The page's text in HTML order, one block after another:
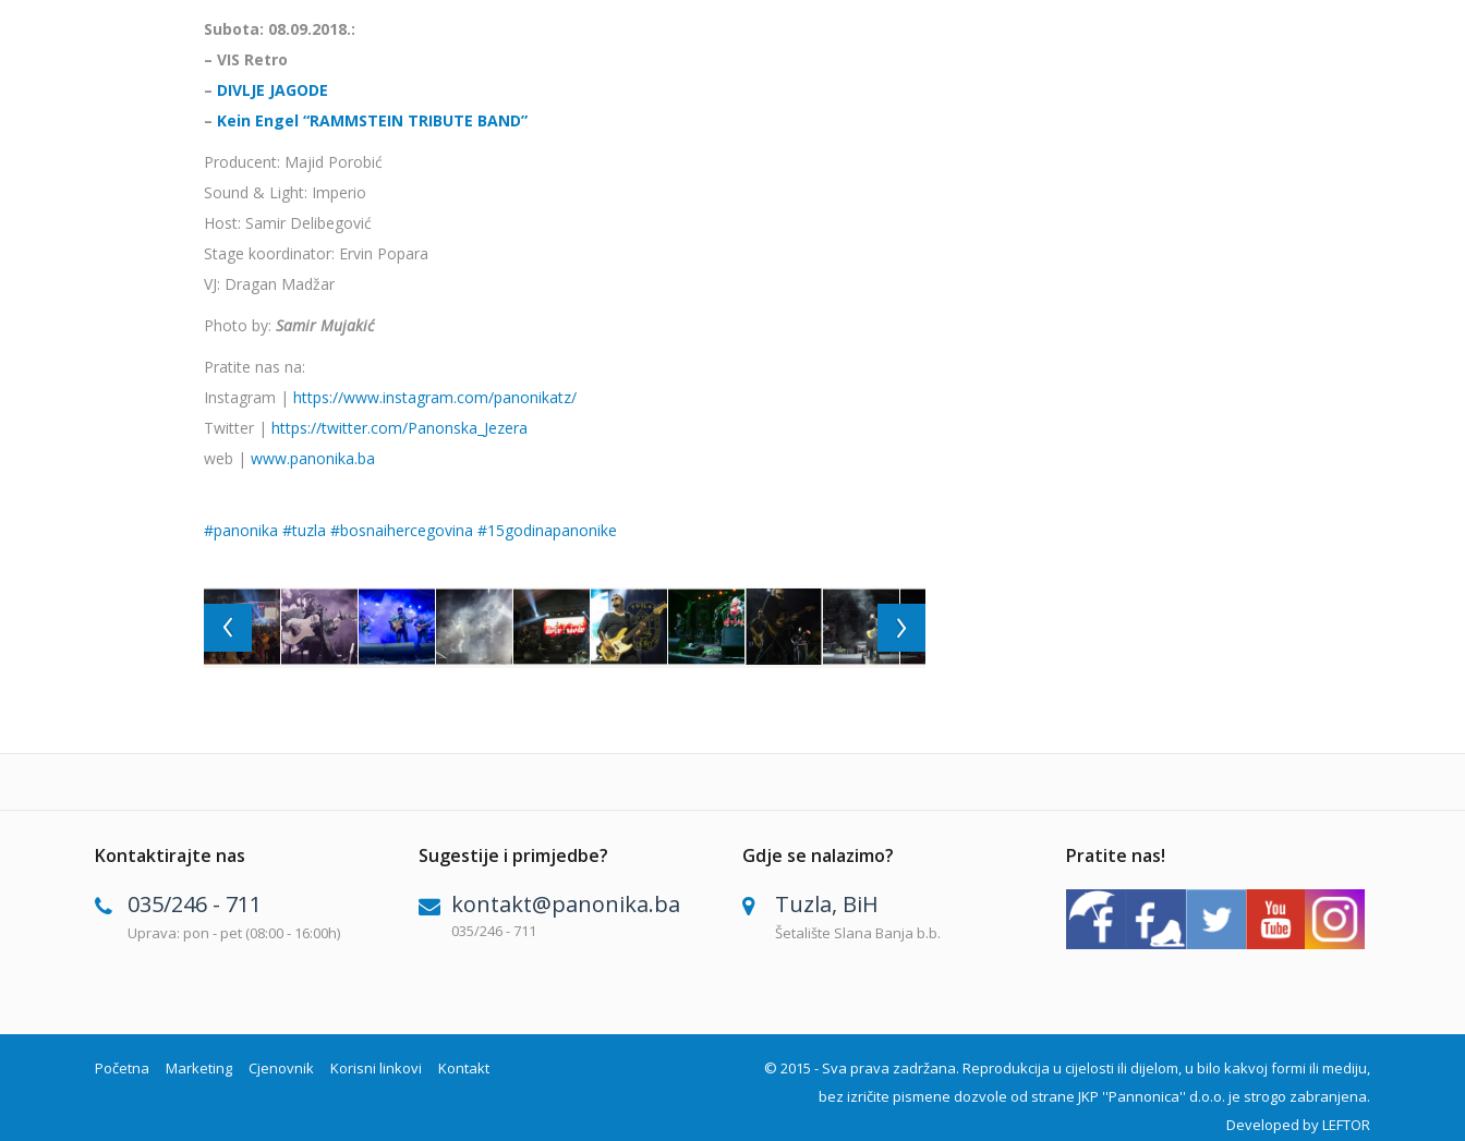
Subota: 08.09.2018.:
– VIS Retro
– DIVLJE JAGODE
– Kein Engel “RAMMSTEIN TRIBUTE BAND”
Producent: Majid Porobić
Sound & Light: Imperio
Host: Samir Delibegović
Stage koordinator: Ervin Popara
VJ: Dragan Madžar
Photo by: Samir Mujakić
Pratite nas na:
Instagram | https://www.instagram.com/panonikatz/
Twitter | https://twitter.com/Panonska_Jezera
web | www.panonika.ba
#panonika #tuzla #bosnaihercegovina #15godinapanonike
Kontaktirajte nas
035/246 - 711
Uprava: pon - pet (08:00 - 16:00h)
Sugestije i primjedbe?
kontakt@panonika.ba
035/246 - 711
Gdje se nalazimo?
Tuzla, BiH
Šetalište Slana Banja b.b.
Pratite nas!
Početna Marketing Cjenovnik Korisni linkovi Kontakt
© 2015 - Sva prava zadržana. Reprodukcija u cijelosti ili dijelom, u bilo kakvoj formi ili mediju,
bez izričite pismene dozvole od strane JKP ''Pannonica'' d.o.o. je strogo zabranjena.
Developed byLEFTOR